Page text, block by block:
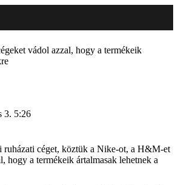
vádol azzal, hogy a termékeik
3. 5:26
ruházati céget, köztük a Nike-ot, a H&M-et
hogy a termékeik ártalmasak lehetnek a